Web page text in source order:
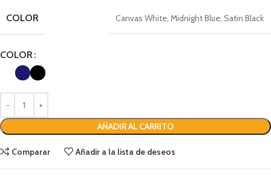
COLOR Canvas White, Midnight Blue, Satin Black
COLOR
AÑADIR AL CARRITO
Comparar Añadir a la lista de deseos